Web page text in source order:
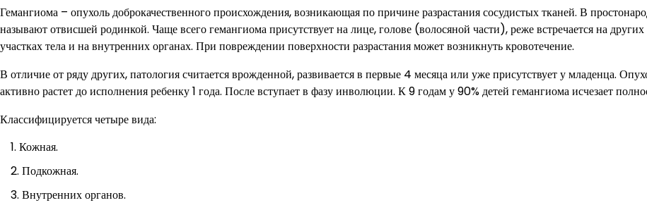
Гемангиома – опухоль доброкачественного происхождения, возникающая по причине разрастания сосудистых тканей. В
называют отвисшей родинкой. Чаще всего гемангиома присутствует на лице, голове (волосяной части), реже встречается на других
участках тела и на внутренних органах. При повреждении поверхности разрастания может возникнуть кровотечение.
В отличие от ряду других, патология считается врожденной, развивается в первые 4 месяца или уже присутствует у младенца.
активно растет до исполнения ребенку 1 года. После вступает в фазу инволюции. К 9 годам у 90% детей гемангиома исчезает
Классифицируется четыре вида:
Кожная.
Подкожная.
Внутренних органов.